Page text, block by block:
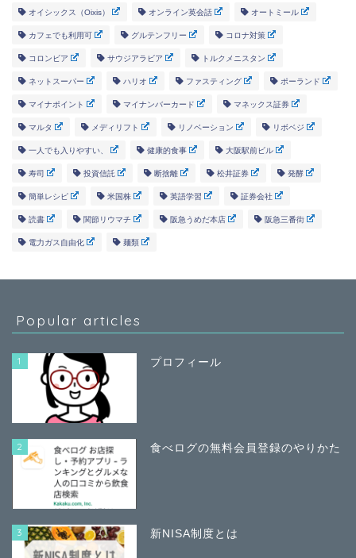
オイシックス（Oixis） オンライン英会話 オートミール
カフェでも利用可 グルテンフリー コロナ対策
コロンビア サウジアラビア トルクメニスタン
ネットスーパー ハリオ ファスティング ポーランド
マイナポイント マイナンバーカード マネックス証券
マルタ メディリフト リノベーション リボベジ
一人でも入りやすい、 健康的食事 大阪駅前ビル
寿司 投資信託 断捨離 松井証券 発酵
簡単レシピ 米国株 英語学習 証券会社
読書 関節リウマチ 阪急うめだ本店 阪急三番街
電力ガス自由化 麺類
Popular articles
1 プロフィール
2 食べログの無料会員登録のやりかた
3 新NISA制度とは